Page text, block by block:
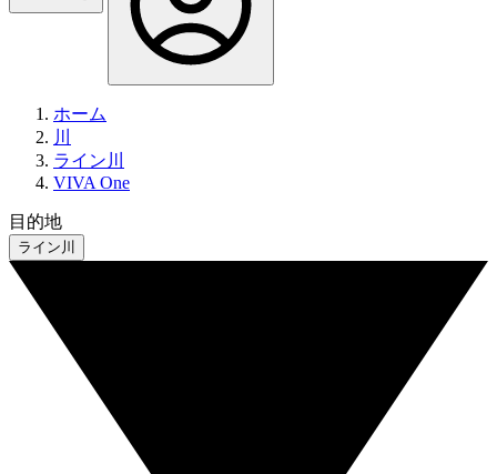
ホーム
川
ライン川
VIVA One
目的地
ライン川